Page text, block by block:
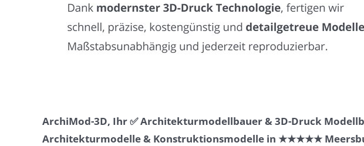
ArchiMod-3D, Ihr ✅ Architekturmodellbauer & 3D-Druck
Architekturmodelle & Konstruktionsmodelle in ★★★★★